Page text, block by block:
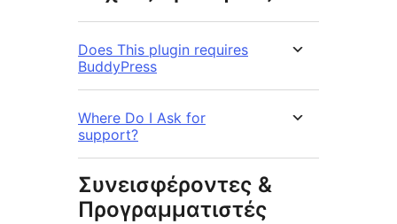
Does This plugin requires
BuddyPress
Where Do I Ask for
support?
Συνεισφέροντες &
Προγραμματιστές